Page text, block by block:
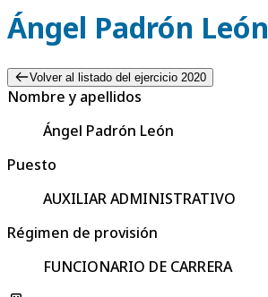
Ángel Padrón León
Volver al listado del ejercicio 2020
Nombre y apellidos
Ángel Padrón León
Puesto
AUXILIAR ADMINISTRATIVO
Régimen de provisión
FUNCIONARIO DE CARRERA